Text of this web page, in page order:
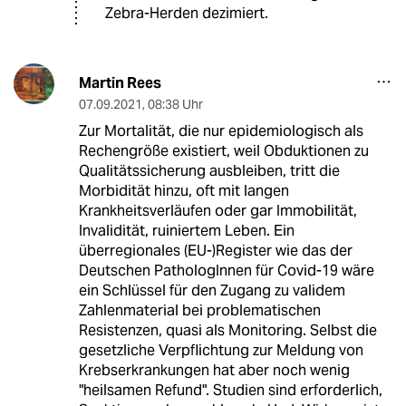
Zebra-Herden dezimiert.
Martin Rees
07.09.2021, 08:38 Uhr
Zur Mortalität, die nur epidemiologisch als
Rechengröße existiert, weil Obduktionen zu
Qualitätssicherung ausbleiben, tritt die
Morbidität hinzu, oft mit langen
Krankheitsverläufen oder gar Immobilität,
Invalidität, ruiniertem Leben. Ein
überregionales (EU-)Register wie das der
Deutschen PathologInnen für Covid-19 wäre
ein Schlüssel für den Zugang zu validem
Zahlenmaterial bei problematischen
Resistenzen, quasi als Monitoring. Selbst die
gesetzliche Verpflichtung zur Meldung von
Krebserkrankungen hat aber noch wenig
"heilsamen Refund". Studien sind erforderlich,